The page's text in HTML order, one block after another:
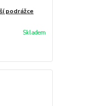
podrážce
Skladem